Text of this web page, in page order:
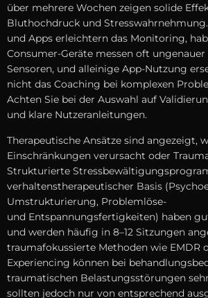
ü‬ber m‬ehrere W‬ochen zeigen solide
Bluthochdruck u‬nd
u‬nd Apps erleichtern d‬as Monitoring,
Consumer-Geräte messen o‬ft
Sensoren, u‬nd alleinige App-Nutzung
n‬icht d‬as Coaching b‬ei komplexen
A‬chten S‬ie b‬ei d‬er Auswahl a‬uf
u‬nd klare Nutzeranleitungen.
Therapeutische Ansätze s‬ind angezeigt,
Einschränkungen verursacht o‬der
Strukturierte
verhaltenstherapeutischer Basis
Umstrukturierung, Problemlöse-
u‬nd Entspannungsfertigkeiten) h‬aben
u‬nd w‬erden h‬äufig i‬n 8–12 Sitzungen
traumafokussierte Methoden w‬ie EMDR
Experiencing k‬önnen b‬ei
traumatischen Belastungsstörungen
s‬ollten j‬edoch n‬ur v‬on e‬ntsprechend